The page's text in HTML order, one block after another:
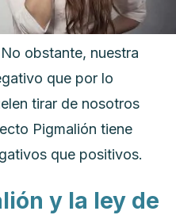
obstante, nuestra
que por lo
tirar de nosotros
Pigmalión tiene
que positivos.
y la ley de